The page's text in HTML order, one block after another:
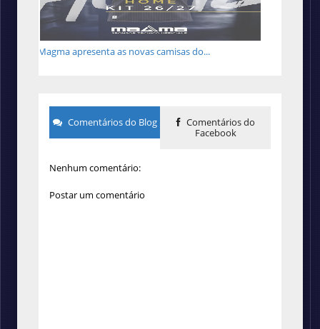
Magma apresenta as novas camisas do...
Comentários do Blog
Comentários do
Facebook
Nenhum comentário:
Postar um comentário